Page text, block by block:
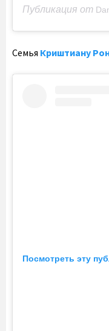
Публикация от
Семья Криштиану
Посмотреть эту